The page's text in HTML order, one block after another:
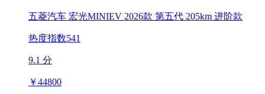
五菱汽车 宏光MINIEV 2026款 第五代 205km 进阶款
热度指数541
9.1 分
￥44800